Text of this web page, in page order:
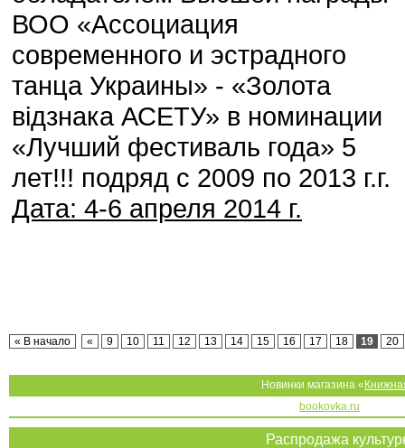
ВОО «Ассоциация
современного и эстрадного
танца Украины» - «Золота
відзнака АСЕТУ» в номинации
«Лучший фестиваль года» 5
лет!!! подряд с 2009 по 2013 г.г.
Дата: 4-6 апреля 2014 г.
« В начало « 9 10 11 12 13 14 15 16 17 18 19 20
Новинки магазина «
bookovka.ru
Распродажа